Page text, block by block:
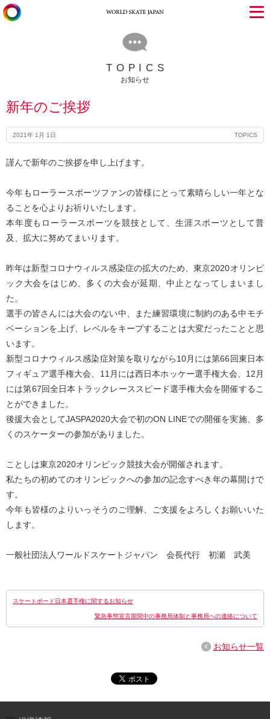
TOPICS
お知らせ
新年のご挨拶
2021年 1月 1日 TOPICS
謹んで新年のご挨拶を申し上げます。
今年もローラースポーツファンの皆様にとって素晴らしい一年とな
ることを心よりお祈りいたします。
本年度もローラースポーツを競技として、生涯スポーツとして普
及、拡大に努めてまいります。
昨年は新型コロナウィルス感染症の拡大のため、東京2020オリンピ
ック大会をはじめ、多くの大会が延期、中止となってしまいまし
た。
選手の皆さんには大会のない中、また練習環境に制約のある中モチ
ベーションを上げ、レベルをキープすることは大変だったことと思
います。
新型コロナウィルス感染症対策を取りながら10月には第66回東日本
フィギュア選手権大会、11月には西日本ホッケー選手権大会、12月
には第67回全日本トラックレーススピード選手権大会を開催するこ
とができました。
後援大会としてJASPA2020大会で初のON LINEでの開催を実施、多
くのスケーターの参加がありました。
ことしは東京2020オリンピック競技大会が開催されます。
私たちの初めてのオリンピックへの参加の記念すべき年の幕開けで
す。
今年も皆様のよりいっそうのご理解、ご支援をよろしくお願いいた
します。
一般社団法人ワールドスケートジャパン 会長代行 初瀬 武美
スケートボード日本選手権に関するお知らせ
緊急事態宣言期間中の事務局体制と事務局への連絡について
お知らせ一覧